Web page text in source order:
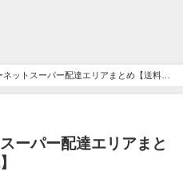
ットスーパー配達エリアまとめ【送料や
ーパー配達エリアまと